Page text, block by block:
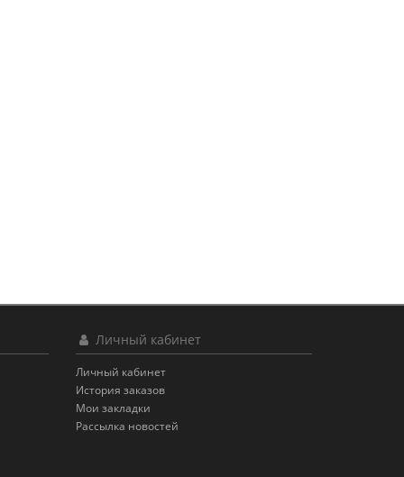
Личный кабинет
Личный кабинет
История заказов
Мои закладки
Рассылка новостей